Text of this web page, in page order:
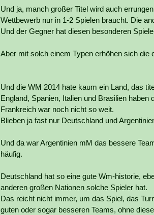
Und ja, manch großer Titel wird auch
Wettbewerb nur in 1-2 Spielen braucht. Die
Und der Gegner hat diesen besonderen
Aber mit solch einem Typen erhöhen sich die
Und die WM 2014 hate kaum ein Land, das
England, Spanien, Italien und Brasilien
Frankreich war noch nicht so weit.
Blieben ja fast nur Deutschland und
Und da war Argentinien mM das bessere
häufig.
Deutschland hat so eine gute Wm-historie,
anderen großen Nationen solche Spieler hat.
Das reicht nicht immer, um das Spiel, das
guten oder sogar besseren Teams, ohne